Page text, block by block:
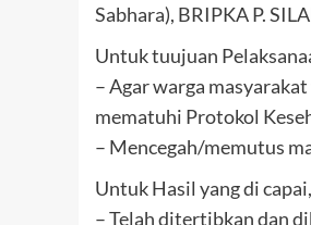
Sabhara), BRIPKA P.
Untuk tuujuan
– Agar warga
mematuhi Protokol
– Mencegah/memutus
Untuk Hasil yang di capai,
– Telah ditertibkan dan